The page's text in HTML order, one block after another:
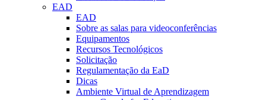
EAD
EAD
Sobre as salas para videoconferências
Equipamentos
Recursos Tecnológicos
Solicitação
Regulamentação da EaD
Dicas
Ambiente Virtual de Aprendizagem